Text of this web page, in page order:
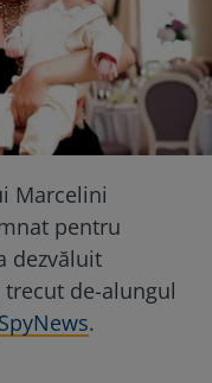
Marcelini
pentru
dezvăluit
de-alungul
SpyNews.